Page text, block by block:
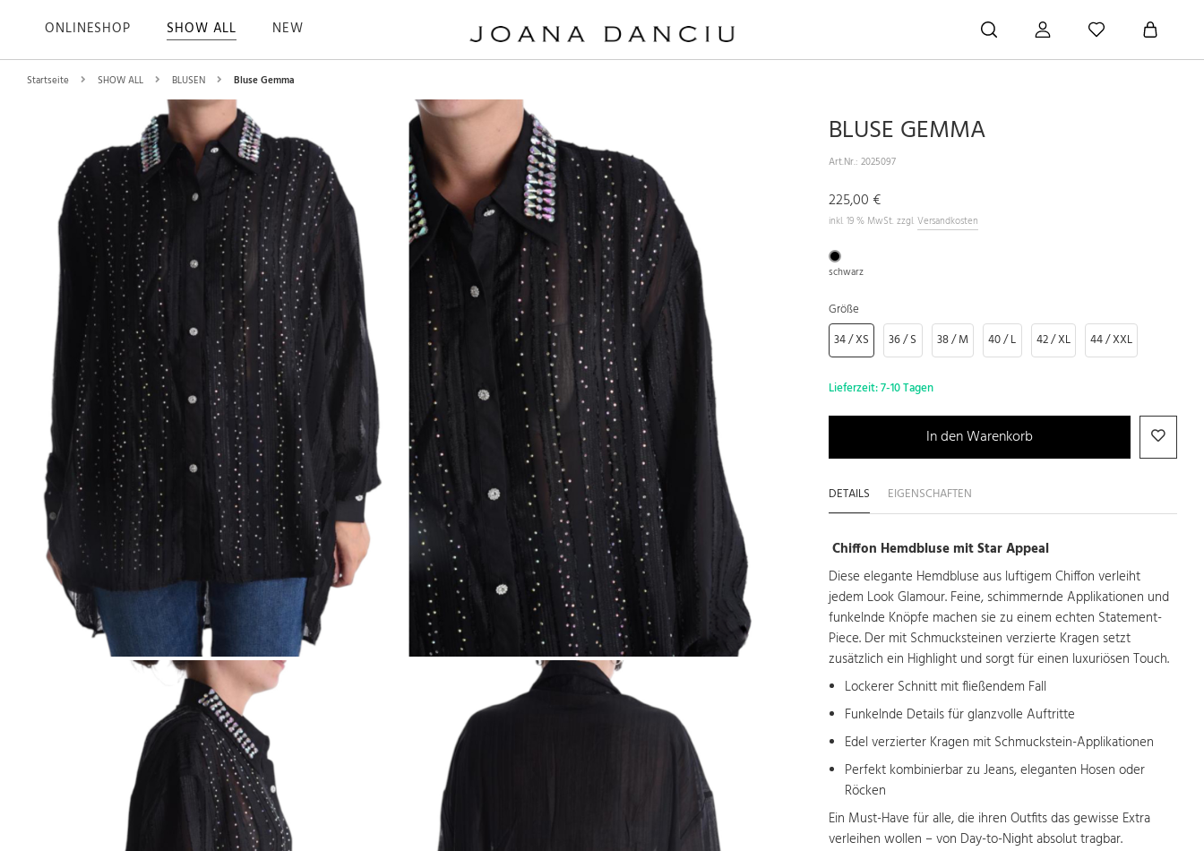
ONLINESHOP SHOW ALL NEW
Startseite SHOW ALL BLUSEN Bluse Gemma
BLUSE GEMMA
Art.Nr.: 2025097
225,00 €
inkl. 19 % MwSt. zzgl. Versandkosten
schwarz
Größe
34 / XS
36 / S 38 / M 40 / L 42 / XL 44 / XXL
Lieferzeit:7-10 Tagen
In den Warenkorb
DETAILS EIGENSCHAFTEN
Chiffon Hemdbluse mit Star Appeal
Diese elegante Hemdbluse aus luftigem Chiffon verleiht
jedem Look Glamour. Feine, schimmernde Applikationen und
funkelnde Knöpfe machen sie zu einem echten Statement-
Piece. Der mit Schmucksteinen verzierte Kragen setzt
zusätzlich ein Highlight und sorgt für einen luxuriösen Touch.
Lockerer Schnitt mit fließendem Fall
Funkelnde Details für glanzvolle Auftritte
Edel verzierter Kragen mit Schmuckstein-Applikationen
Perfekt kombinierbar zu Jeans, eleganten Hosen oder
Röcken
Ein Must-Have für alle, die ihren Outfits das gewisse Extra
verleihen wollen – von Day-to-Night absolut tragbar.